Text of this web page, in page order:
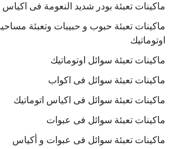
ماكينات تعبئة بودر شديد النعومة فى اكياس
ماكينات تعبئة حبوب و حبيبات وتعبئة
اوتوماتيك
ماكينات تعبئة سوائل اوتوماتيك
ماكينات تعبئة سوائل فى اكواب
ماكينات تعبئة سوائل فى اكياس اتوماتيك
ماكينات تعبئة سوائل فى عبوات
ماكينات تعبئة سوائل فى عبوات و أكياس